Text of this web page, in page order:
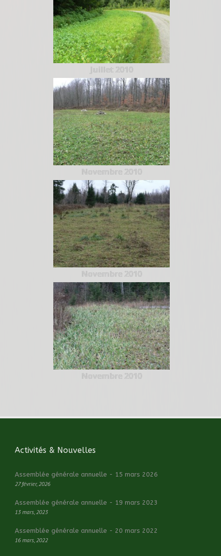
Juillet 2010
Novembre 2010
Novembre 2010
Novembre 2010
Activités & Nouvelles
Assemblée générale annuelle - 15 mars 2026
27 février, 2026
Assemblée générale annuelle - 19 mars 2023
13 mars, 2023
Assemblée générale annuelle - 20 mars 2022
16 mars, 2022